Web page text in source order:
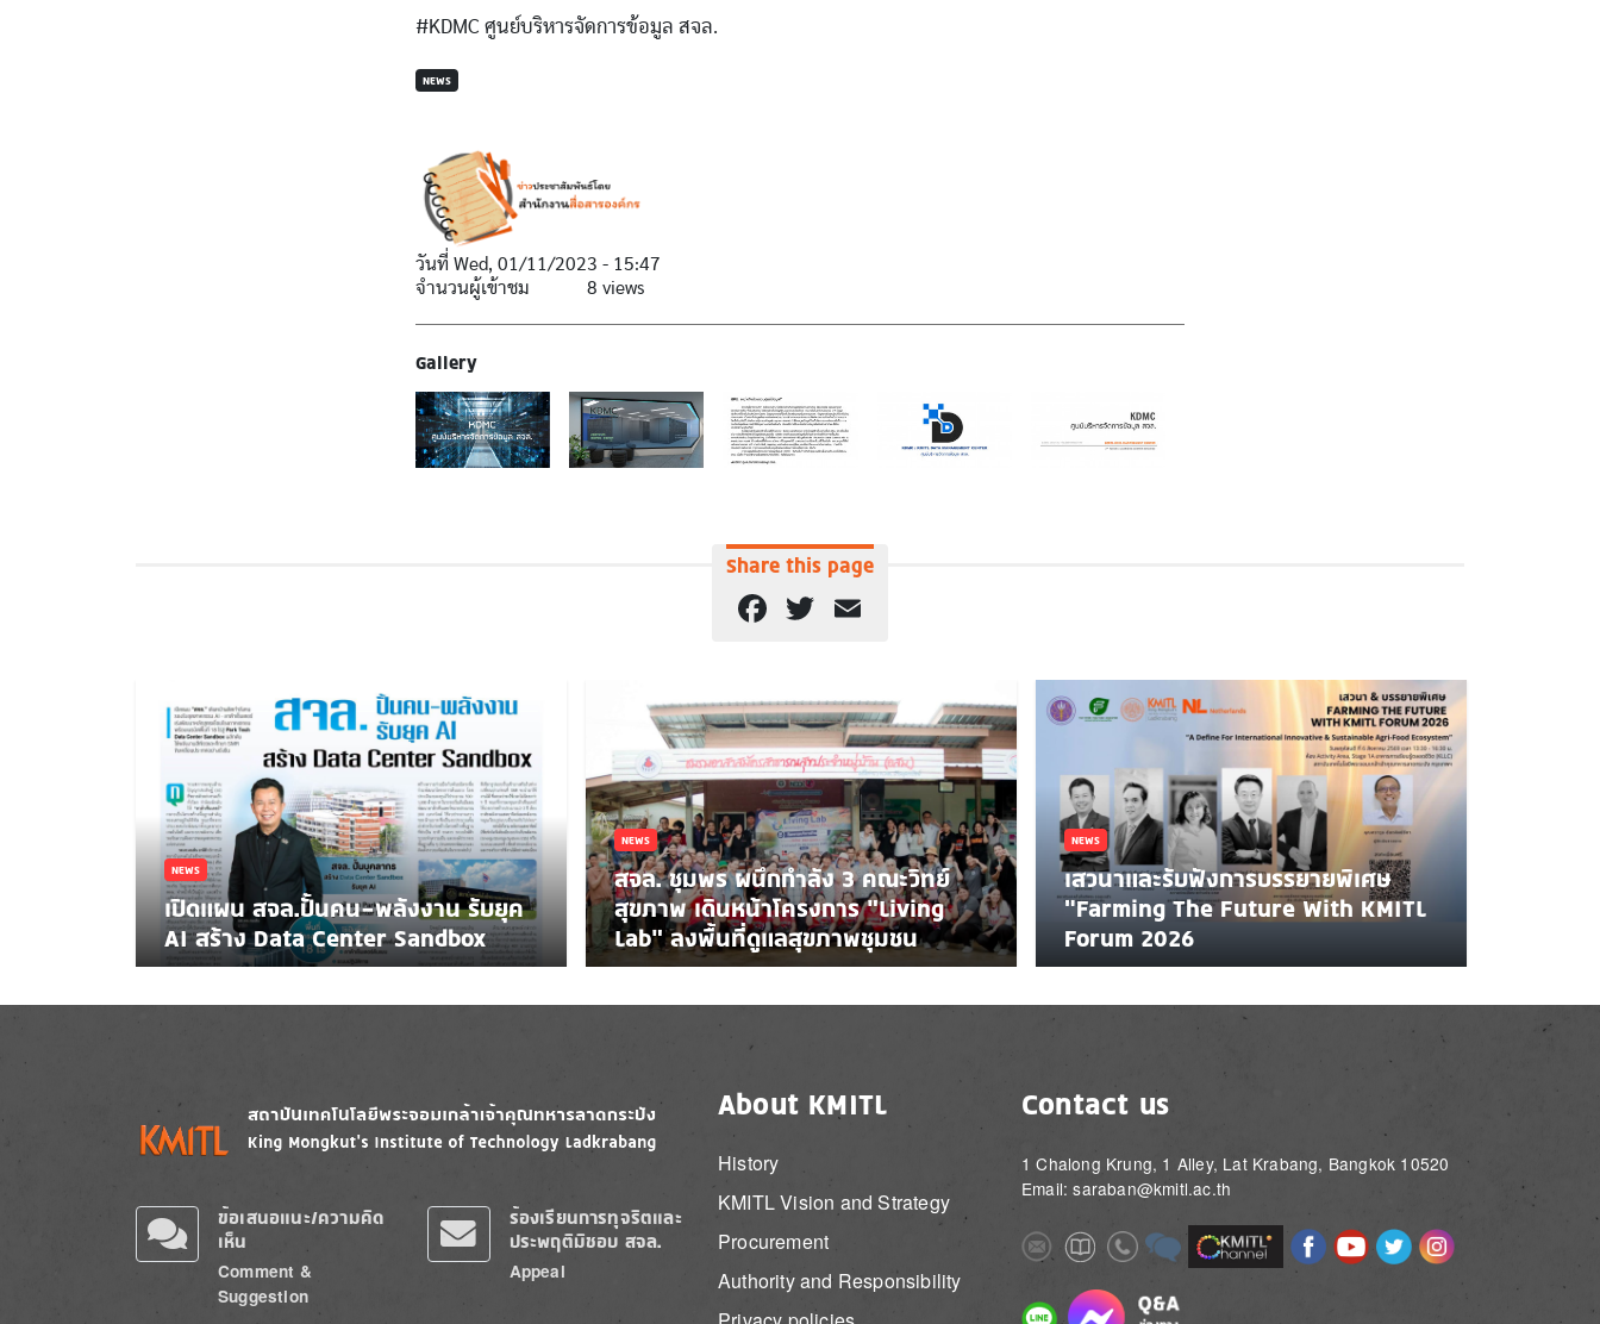
#KDMC ศูนย์บริหารจัดการข้อมูล สจล.
NEWS
วันที่Wed, 01/11/2023 - 15:47
จำนวนผู้เข้าชม
8 views
Gallery
Share this page
Facebook
Twitter
NEWS
เปิดแผน สจล.ปั้นคน-พลังงาน รับยุค
AI สร้าง Data Center Sandbox
NEWS
สจล. ชุมพร ผนึกกำลัง 3 คณะวิทย์
สุขภาพ เดินหน้าโครงการ “Living
Lab” ลงพื้นที่ดูแลสุขภาพชุมชน
NEWS
เสวนาและรับฟังการบรรยายพิเศษ
"Farming The Future With KMITL
Forum 2026
Image Image
ข้อเสนอแนะ/ความคิด
เห็น
Comment &
Suggestion
ร้องเรียนการทุจริตและ
ประพฤติมิชอบ สจล.
Appeal
About KMITL
History
KMITL Vision and Strategy
Procurement
Authority and Responsibility
Contact us
1 Chalong Krung, 1 Alley, Lat Krabang, Bangkok 10520
Email: saraban@kmitl.ac.th
ImageImageImageImage Image ImageImageImageImage
Image Image